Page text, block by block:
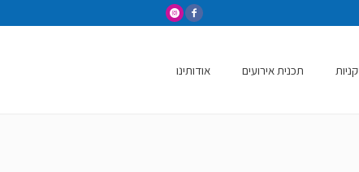
אודותינו תכנית אירועים קניות